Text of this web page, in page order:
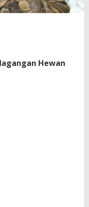
Hewan